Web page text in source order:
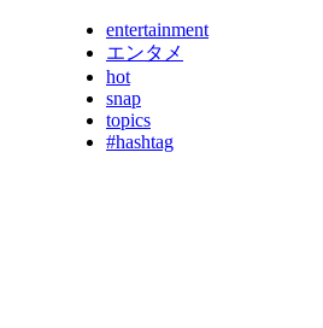
entertainment
エンタメ
hot
snap
topics
#hashtag